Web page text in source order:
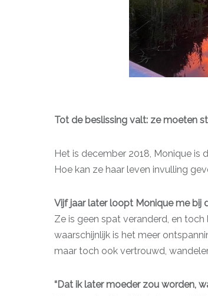
Tot de beslissing valt: ze moeten
Het is december 2018, Monique is
Hoe kan ze haar leven invulling
Vijf jaar later loopt Monique me bij
Ze is geen spat veranderd, en
waarschijnlijk is het meer
maar toch ook vertrouwd,
“Dat ik later moeder zou worden,